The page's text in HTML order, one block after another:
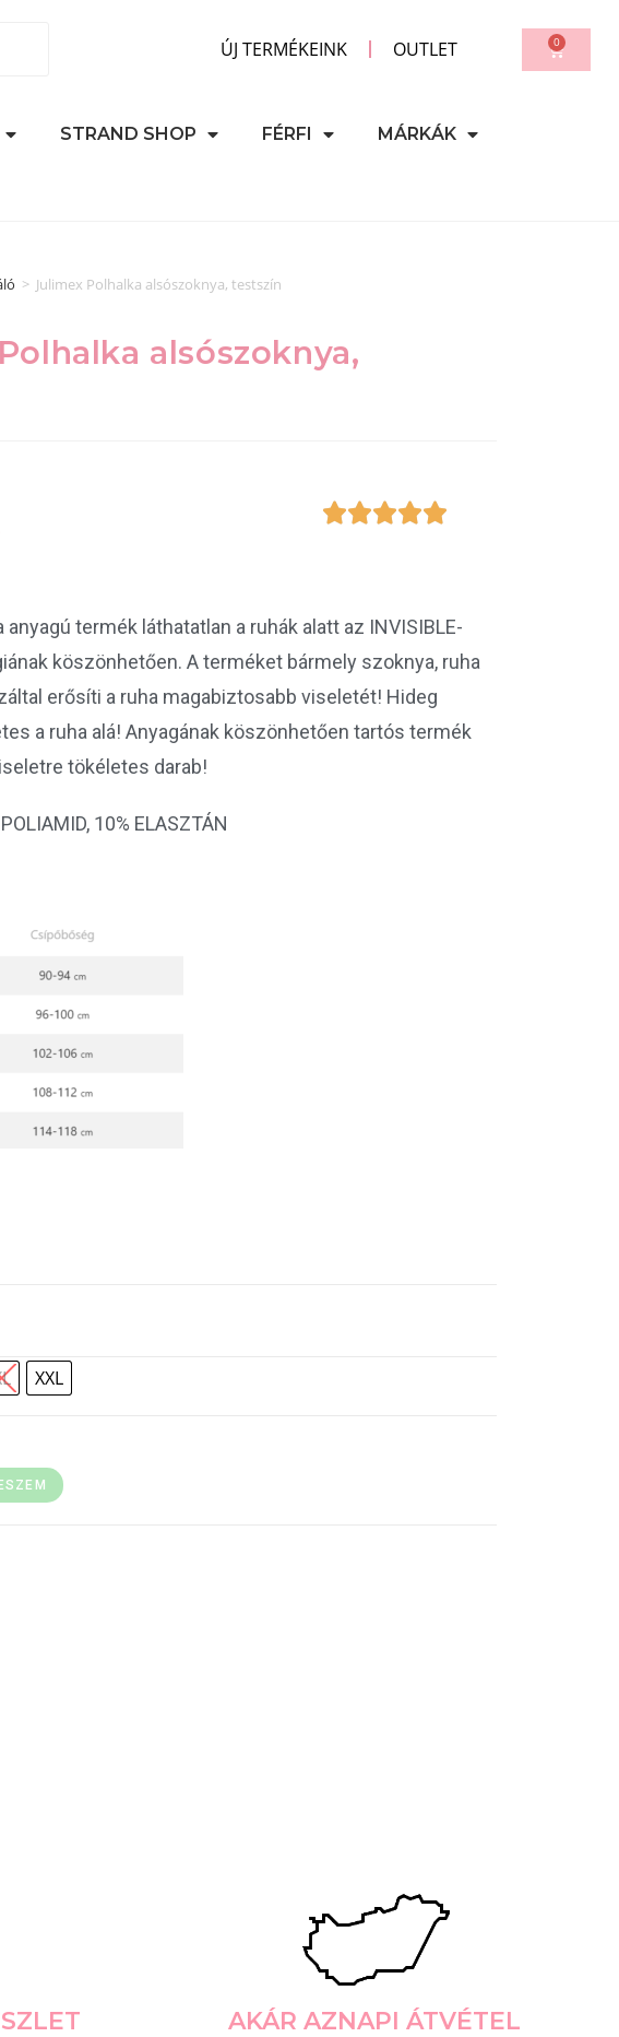
ÚJ TERMÉKEINK OUTLET 0
STRAND SHOP FÉRFI MÁRKÁK
> Julimex Polhalka alsószoknya, testszín
alsószoknya,

anyagú termék láthatatlan a ruhák alatt az INVISIBLE-
köszönhetően. A terméket bármely szoknya, ruha
erősíti a ruha magabiztosabb viseletét! Hideg
a ruha alá! Anyagának köszönhetően tartós termék
tökéletes darab!
10% ELASZTÁN
XXL
AKÁR AZNAPI ÁTVÉTEL